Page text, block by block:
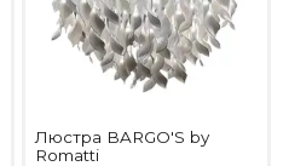
Люстра BARGO'S by
Romatti